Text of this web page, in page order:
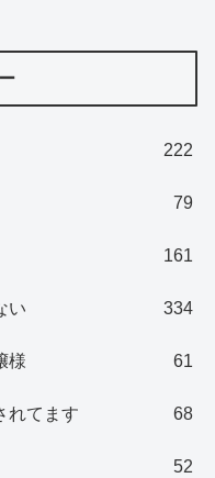
222
79
161
い 334
様 61
れてます 68
52